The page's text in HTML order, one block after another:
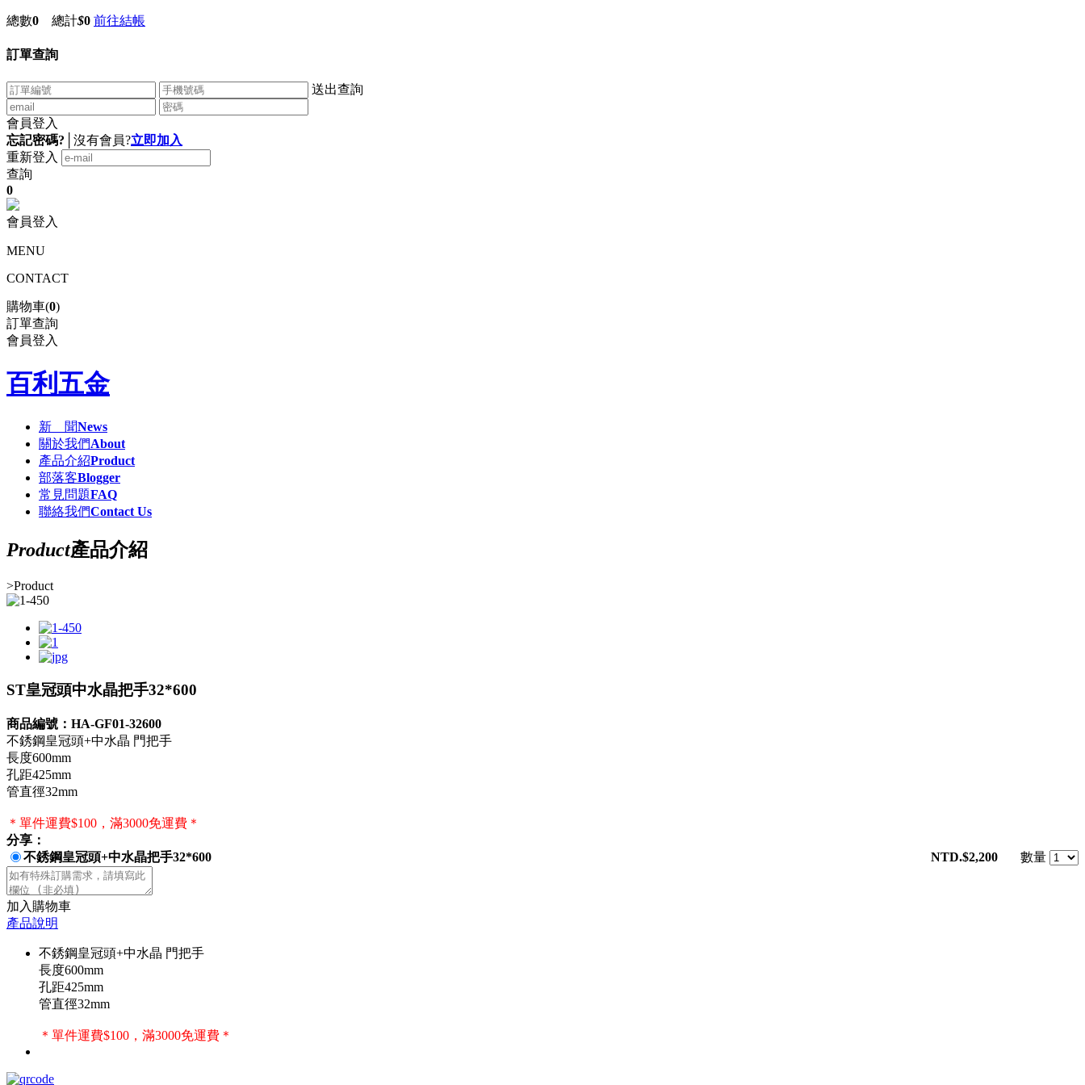
總數0 總計$0 前往結帳
訂單查詢
送出查詢
會員登入
忘記密碼?
沒有會員?立即加入
重新登入
查詢
0
會員登入
MENU
CONTACT
購物車(0)
訂單查詢
會員登入
百利五金
新 聞News
關於我們About
產品介紹Product
部落客Blogger
常見問題FAQ
聯絡我們Contact Us
Product產品介紹
>Product
ST皇冠頭中水晶把手32*600
商品編號：HA-GF01-32600
不銹鋼皇冠頭+中水晶 門把手
長度600mm
孔距425mm
管直徑32mm
＊單件運費$100，滿3000免運費＊
分享：
不銹鋼皇冠頭+中水晶把手32*600
NTD.$2,200 數量
加入購物車
產品說明
不銹鋼皇冠頭+中水晶 門把手
長度600mm
孔距425mm
管直徑32mm
＊單件運費$100，滿3000免運費＊